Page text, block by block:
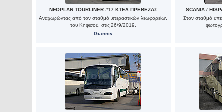
NEOPLAN TOURLINER #17 ΚΤΕΛ ΠΡΕΒΕΖΑΣ
Αναχωρώντας από τον σταθμό υπεραστικών λεωφορείων
του Κηφισού, στις 26/9/2019.
Giannis
SCANIA /
Στον σταθμό